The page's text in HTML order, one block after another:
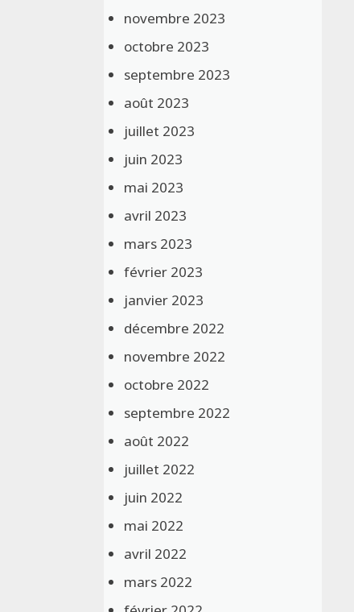
novembre 2023
octobre 2023
septembre 2023
août 2023
juillet 2023
juin 2023
mai 2023
avril 2023
mars 2023
février 2023
janvier 2023
décembre 2022
novembre 2022
octobre 2022
septembre 2022
août 2022
juillet 2022
juin 2022
mai 2022
avril 2022
mars 2022